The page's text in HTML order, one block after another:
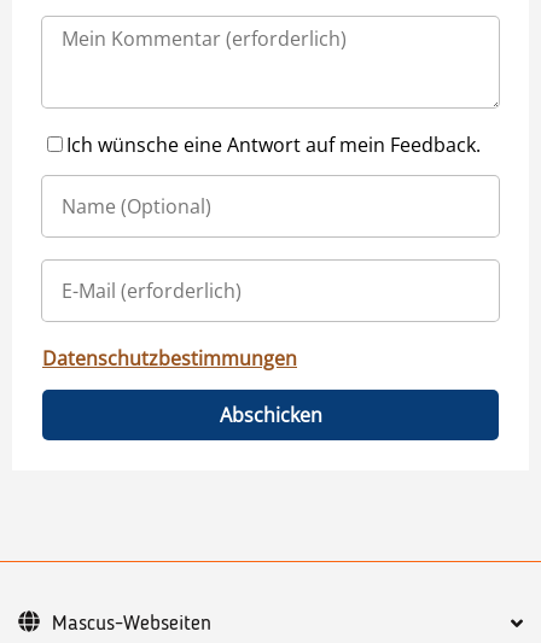
Ich wünsche eine Antwort auf mein Feedback.
Datenschutzbestimmungen
Abschicken
Mascus-Webseiten